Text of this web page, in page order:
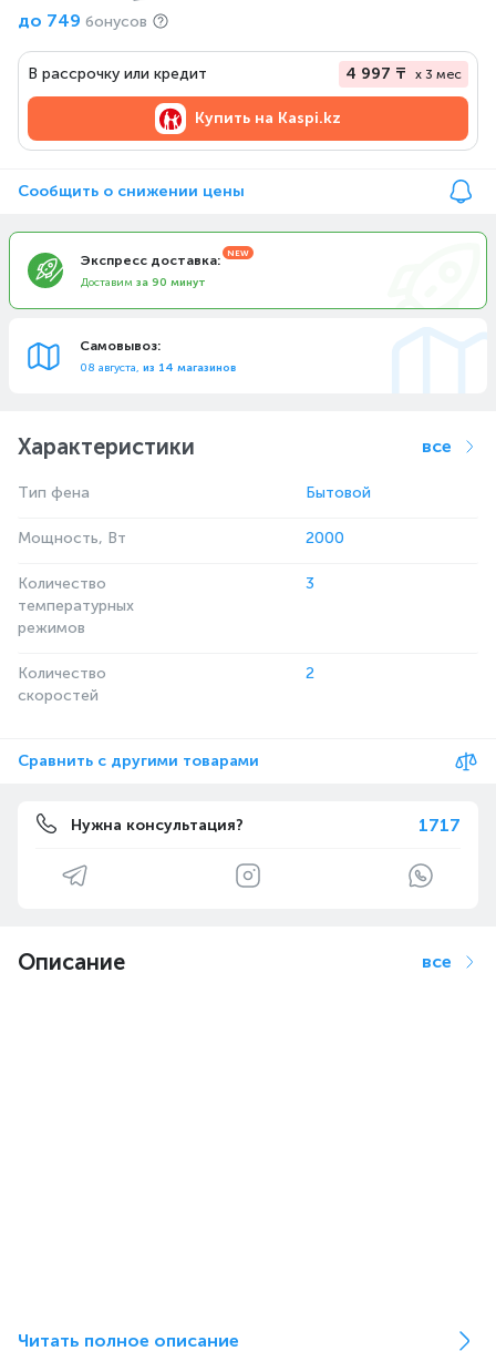
до 749 бонусов
В рассрочку или кредит 4 997 ₸ x 3 мес
Купить на Kaspi.kz
Сообщить о снижении цены
Экспресс доставка:
Доставим за 90 минут
Самовывоз:
08 августа, из 14 магазинов
Характеристики все
Тип фена Бытовой
Мощность, Вт 2000
Количество
температурных
режимов
3
Количество
скоростей
2
Сравнить с другими товарами
Нужна консультация? 1717
Описание все
Читать полное описание